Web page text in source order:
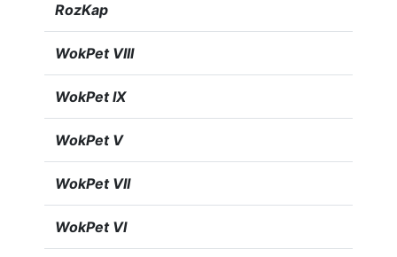
RozKap
WokPet VIII
WokPet IX
WokPet V
WokPet VII
WokPet VI